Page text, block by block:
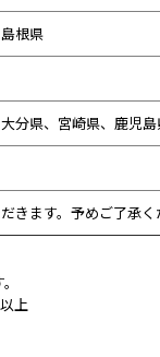
根県
分県、宮崎県、鹿児
きます。予めご了承く
上